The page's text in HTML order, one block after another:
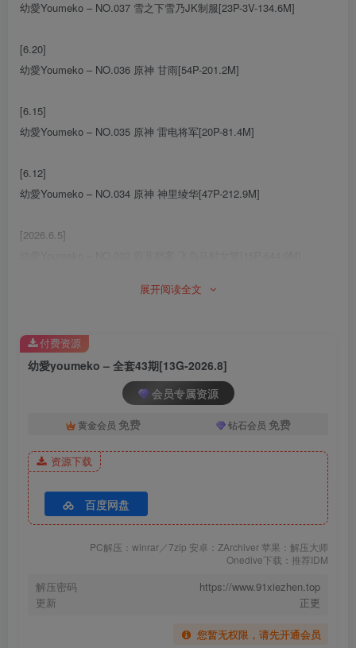
幼愛Youmeko – NO.037 雪之下雪乃JK制服[23P-3V-134.6M]
[6.20]
幼愛Youmeko – NO.036 原神 甘雨[54P-201.2M]
[6.15]
幼愛Youmeko – NO.035 原神 雷电将军[20P-81.4M]
[6.12]
幼愛Youmeko – NO.034 原神 神里绫华[47P-212.9M]
[2026.6.5]
[7.19]
幼愛Youmeko – NO.031 飞天舞姬[12P-154.7M]
幼愛Youmeko – NO.029 碧蓝航线 埃吉尔[18P-72.3M]
[7.17]
幼愛Youmeko – NO.028 碧藍航線 定安[23P-319.9M]
[7.2]
幼愛Youmeko – NO.027 蕾姆泳装 [18P-49MB]
展开阅读全文
幼愛youmeko – 全套43期[13G-2026.8]
会员专属资源
黄金会员 免费 钻石会员 免费
资源下载
百度网盘
PC解压：winrar／7zip 安卓：ZArchiver 苹果：解压大师
Onedive下载：推荐IDM
解压密码
https://www.91xiezhen.top
更新
正更
您暂无权限，请先开通会员
付费资源